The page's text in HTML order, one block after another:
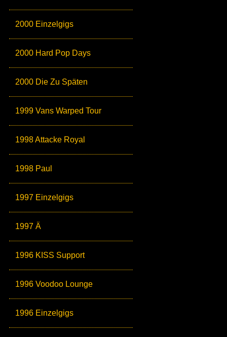
2000 Einzelgigs
2000 Hard Pop Days
2000 Die Zu Späten
1999 Vans Warped Tour
1998 Attacke Royal
1998 Paul
1997 Einzelgigs
1997 Ä
1996 KISS Support
1996 Voodoo Lounge
1996 Einzelgigs